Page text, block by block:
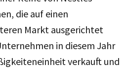
die auf einen
Markt ausgerichtet
in diesem Jahr
verkauft und